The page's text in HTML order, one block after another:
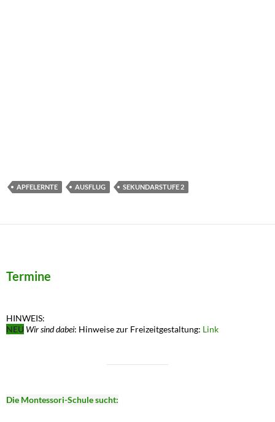
APFELERNTE AUSFLUG SEKUNDARSTUFE 2
Termine
HINWEIS:
NEU Wir sind dabei: Hinweise zur Freizeitgestaltung: Link
Die Montessori-Schule sucht: